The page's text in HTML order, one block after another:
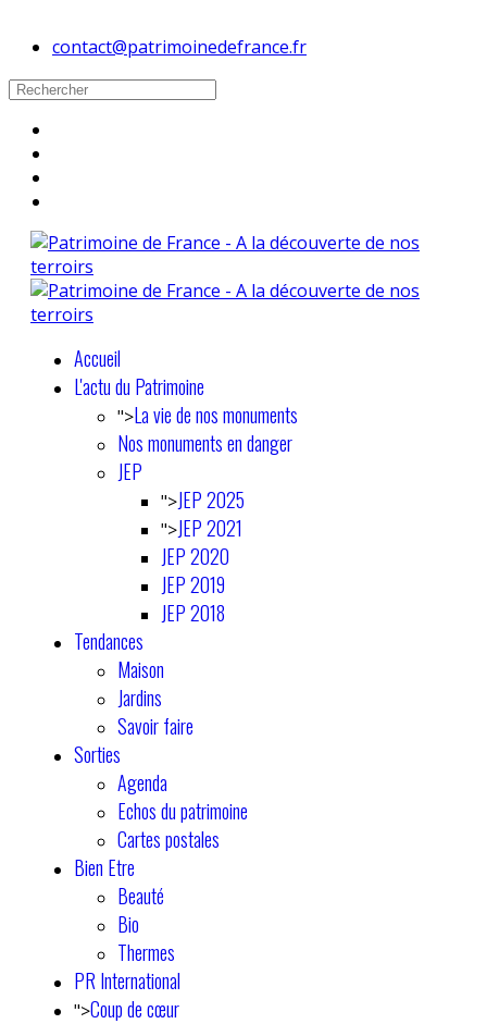
contact@patrimoinedefrance.fr
Accueil
L'actu du Patrimoine
">La vie de nos monuments
Nos monuments en danger
JEP
">JEP 2025
">JEP 2021
JEP 2020
JEP 2019
JEP 2018
Tendances
Maison
Jardins
Savoir faire
Sorties
Agenda
Echos du patrimoine
Cartes postales
Bien Etre
Beauté
Bio
Thermes
PR International
">Coup de cœur